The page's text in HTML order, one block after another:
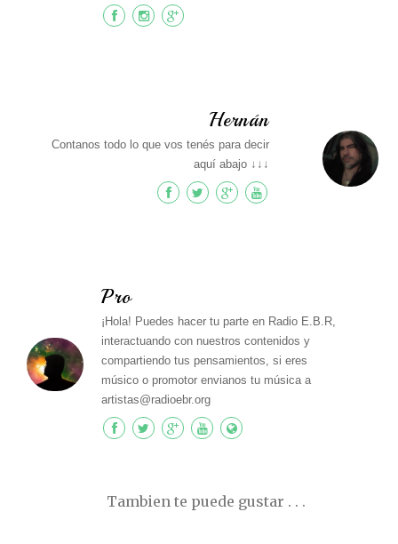
Hernán
Contanos todo lo que vos tenés para decir
aquí abajo ↓↓↓
Pro
¡Hola! Puedes hacer tu parte en Radio E.B.R,
interactuando con nuestros contenidos y
compartiendo tus pensamientos, si eres
músico o promotor envianos tu música a
artistas@radioebr.org
Tambien te puede gustar . . .